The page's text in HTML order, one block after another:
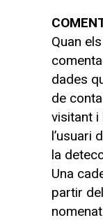
Quan
dades
de
visitant i
l’usuari
la
Una
partir